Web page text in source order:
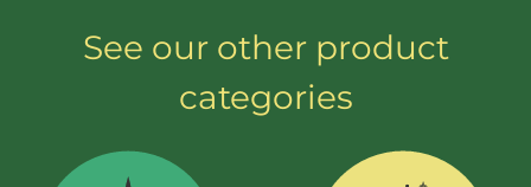
See our other product
categories